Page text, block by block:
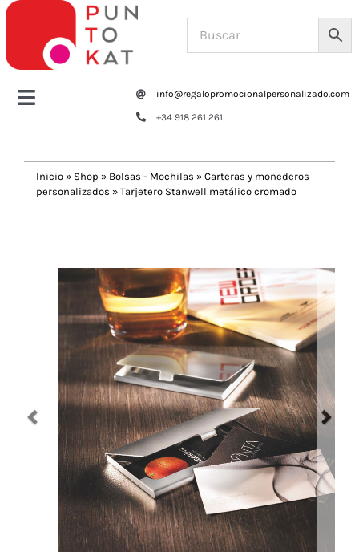
Saltar
contenido
Toggle
Tazas y botellas
Navidad 🎄 Invierno
Tecnología
Más Regalos
info@regalopromocionalpersonalizado.com
+34 918 261 261
Inicio » Shop » Bolsas - Mochilas » Carteras y monederos
personalizados » Tarjetero Stanwell metálico cromado